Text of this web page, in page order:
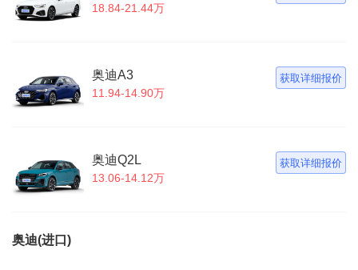
18.84-21.44万
奥迪A3
11.94-14.90万
获取详细报价
奥迪Q2L
13.06-14.12万
获取详细报价
奥迪(进口)